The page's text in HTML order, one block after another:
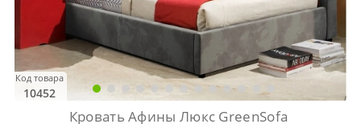
Код товара
10452
Кровать Афины Люкс GreenSofa